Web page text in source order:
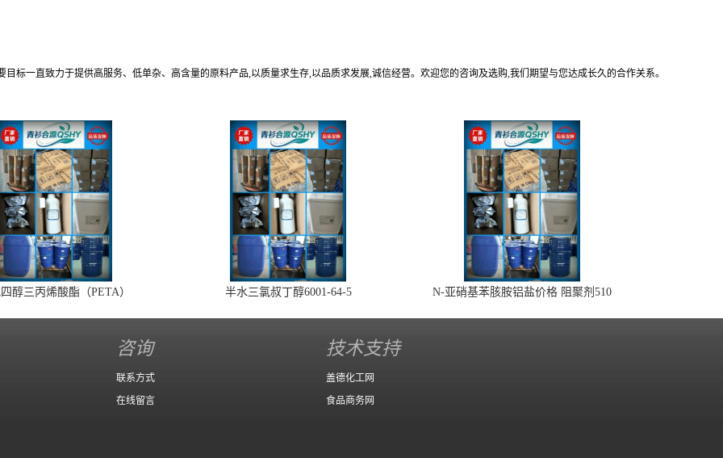
标一直致力于提供高服务、低单杂、高含量的原料产品,以质量求生存,以品质求发展,诚信经营。欢迎您的咨询及选购,我们期望与您达成长久的合作关系。
醇三丙烯酸酯（PETA） 半水三氯叔丁醇6001-64-5 N-亚硝基苯胲胺铝盐价格 阻聚剂510
咨询
联系方式
在线留言
技术支持
盖德化工网
食品商务网